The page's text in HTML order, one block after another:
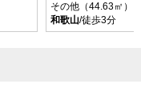
その他（44.63㎡）
和歌山/徒歩3分